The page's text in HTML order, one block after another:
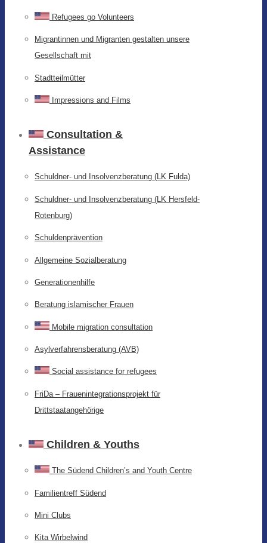
Refugees go Volunteers
Migrantinnen und Migranten gestalten unsere
Gesellschaft mit
Stadtteilmütter
Impressions and Films
Consultation &
Assistance
Schuldner- und Insolvenzberatung (LK Fulda)
Schuldner- und Insolvenzberatung (LK Hersfeld-
Rotenburg)
Schuldenprävention
Allgemeine Sozialberatung
Generationenhilfe
Beratung islamischer Frauen
Mobile migration consultation
Asylverfahrensberatung (AVB)
Social assistance for refugees
FriDa – Frauenintegrationsprojekt für
Drittstaatangehörige
Children & Youths
The Südend Children’s and Youth Centre
Familientreff Südend
Mini Clubs
Kita Wirbelwind